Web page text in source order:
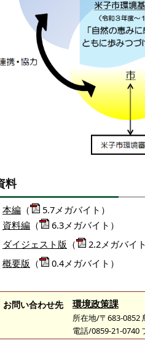
料
本編 （
5.7メガバイト）
資料編 （
6.3メガバイト）
ダイジェスト版 （
2.2メガバイト
概要版 （ 0.4メガバイト）
お問い合わせ先 環境政策課
所在地/〒683-0852
電話/0859-21-0740